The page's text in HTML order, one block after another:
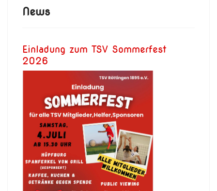
News
Einladung zum TSV Sommerfest
2026